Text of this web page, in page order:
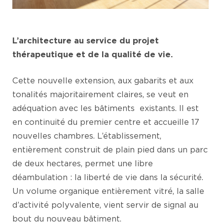
L’architecture au service du projet
thérapeutique et de la qualité de vie.
Cette nouvelle extension, aux gabarits et aux
tonalités majoritairement claires, se veut en
adéquation avec les bâtiments existants. Il est
en continuité du premier centre et accueille 17
nouvelles chambres. L’établissement,
entièrement construit de plain pied dans un parc
de deux hectares, permet une libre
déambulation : la liberté de vie dans la sécurité.
Un volume organique entièrement vitré, la salle
d’activité polyvalente, vient servir de signal au
bout du nouveau bâtiment.